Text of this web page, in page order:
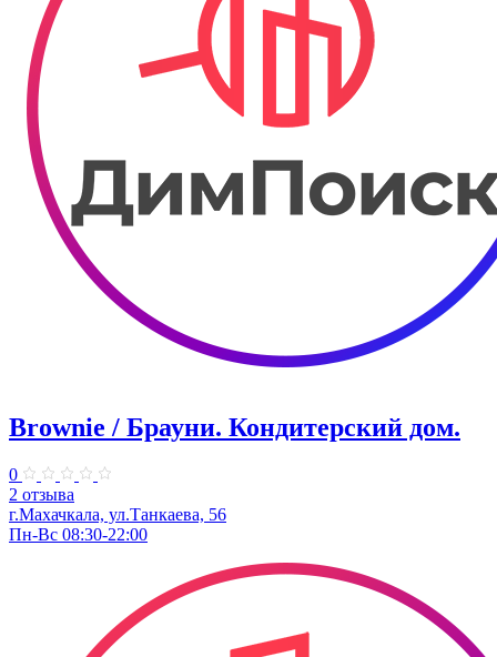
Brownie / Брауни. Кондитерский дом.
0
2 отзыва
г.Махачкала, ул.Танкаева, 56
Пн-Вс 08:30-22:00